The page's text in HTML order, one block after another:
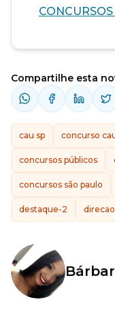
Compartilhe esta
cau sp concurso
concursos públicos
concursos são paulo
destaque-2